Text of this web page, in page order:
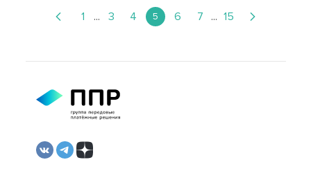
1 ... 3 4 5 6 7 ... 15